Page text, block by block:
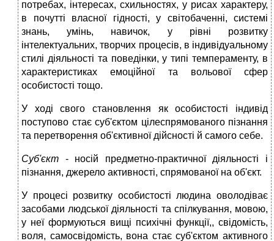
потребах, інтересах, схильностях, у рисах характеру,
в почутті власної гідності, у світобаченні, системі
знань, умінь, навичок, у рівні розвитку
інтелектуальних, творчих процесів, в індивідуальному
стилі діяльності та поведінки, у типі темпераменту, в
характеристиках емоційної та вольової сфер
особистості тощо.
У ході свого становлення як особистості індивід
поступово стає суб'єктом цілеспрямованого пізнання
та перетворення об'єктивної дійсності й самого себе.
Суб'єкт - носій предметно-практичної діяльності і
пізнання, джерело активності, спрямованої на об'єкт.
У процесі розвитку особистості людина оволодіває
засобами людської діяльності та спілкування, мовою,
у неї формуються вищі психічні функції,, свідомість,
воля, самосвідомість, вона стає суб'єктом активного